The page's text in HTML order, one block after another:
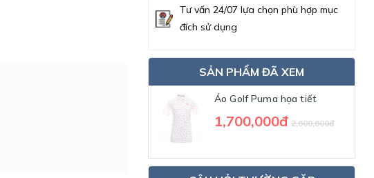
Tư vấn 24/07 lựa chọn phù hợp mục
đích sử dụng
SẢN PHẨM ĐÃ XEM
Áo Golf Puma họa tiết
1,700,000đ 2,000,000đ